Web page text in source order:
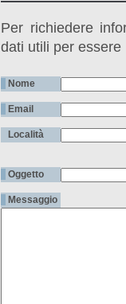
Per richiedere
dati utili per essere
Nome
Email
Località
Oggetto
Messaggio